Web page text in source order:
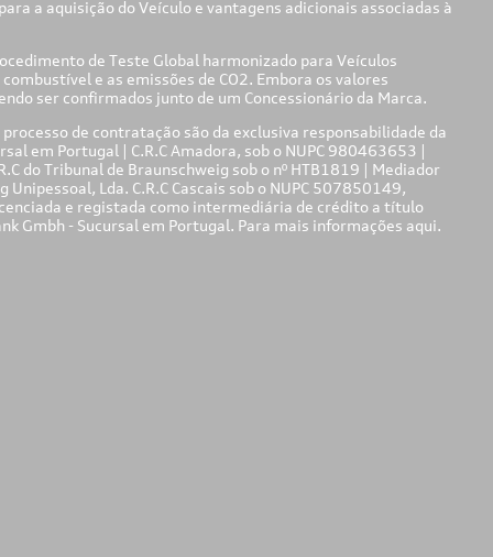
a aquisição do Veículo e vantagens adicionais associadas à
de Teste Global harmonizado para Veículos
e as emissões de CO2. Embora os valores
ser confirmados junto de um Concessionário da Marca.
de contratação são da exclusiva responsabilidade da
em Portugal | C.R.C Amadora, sob o NUPC 980463653 |
do Tribunal de Braunschweig sob o nº HTB1819 | Mediador
Lda. C.R.C Cascais sob o NUPC 507850149,
e registada como intermediária de crédito a título
Gmbh - Sucursal em Portugal. Para mais informações aqui.